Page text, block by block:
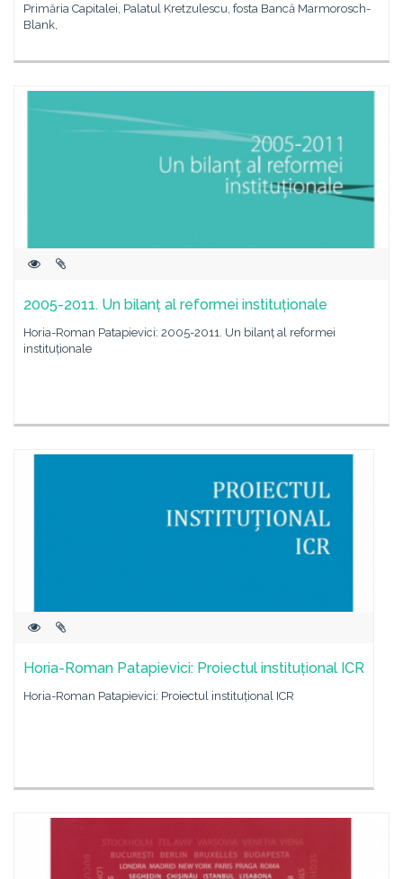
Primăria Capitalei, Palatul Kretzulescu, fosta Bancă Marmorosch-
Blank,
2005-2011. Un bilanț al reformei instituționale
Horia-Roman Patapievici: 2005-2011. Un bilanț al reformei
instituționale
Horia-Roman Patapievici: Proiectul instituțional ICR
Horia-Roman Patapievici: Proiectul instituțional ICR